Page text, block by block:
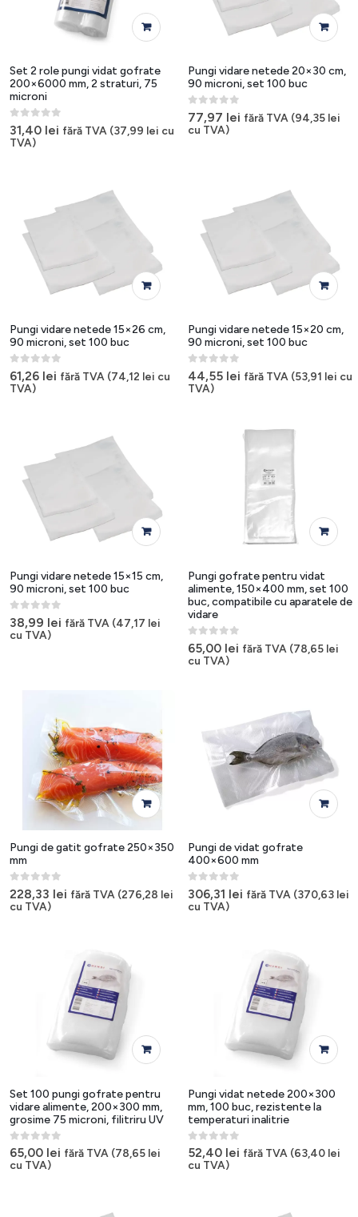
Set 2 role pungi vidat gofrate
200×6000 mm, 2 straturi, 75
microni
0out of 5
31,40 lei fără TVA (37,99 lei cu
TVA)
Pungi vidare netede 20×30 cm,
90 microni, set 100 buc
0out of 5
77,97 lei fără TVA (94,35 lei
cu TVA)
Pungi vidare netede 15×26 cm,
90 microni, set 100 buc
0out of 5
61,26 lei fără TVA (74,12 lei cu
TVA)
Pungi vidare netede 15×20 cm,
90 microni, set 100 buc
0out of 5
44,55 lei fără TVA (53,91 lei cu
TVA)
Pungi vidare netede 15×15 cm,
90 microni, set 100 buc
0out of 5
38,99 lei fără TVA (47,17 lei
cu TVA)
Pungi gofrate pentru vidat
alimente, 150×400 mm, set 100
buc, compatibile cu aparatele de
vidare
0out of 5
65,00 lei fără TVA (78,65 lei
cu TVA)
Pungi de gatit gofrate 250×350
mm
0out of 5
228,33 lei fără TVA (276,28 lei
cu TVA)
Pungi de vidat gofrate
400×600 mm
0out of 5
306,31 lei fără TVA (370,63 lei
cu TVA)
Set 100 pungi gofrate pentru
vidare alimente, 200×300 mm,
grosime 75 microni, filitriru UV
0out of 5
65,00 lei fără TVA (78,65 lei
cu TVA)
Pungi vidat netede 200×300
mm, 100 buc, rezistente la
temperaturi inalitrie
0out of 5
52,40 lei fără TVA (63,40 lei
cu TVA)